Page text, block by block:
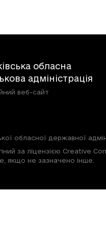
обласна
адміністрація
веб-сайт
обласної державної
за ліцензією Creative
якщо не зазначено інше.